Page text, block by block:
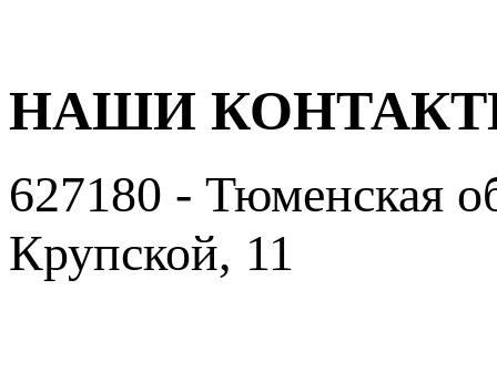
НАШИ
627180 - Тюменская
Крупской, 11